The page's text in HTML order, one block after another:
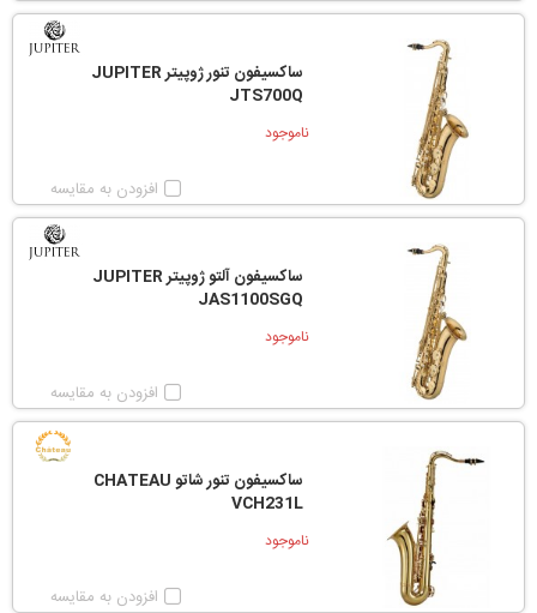
ساکسیفون تنور ژوپیتر JUPITER
JTS700Q
ناموجود
افزودن به مقایسه
ساکسیفون آلتو ژوپیتر JUPITER
JAS1100SGQ
ناموجود
افزودن به مقایسه
ساکسیفون تنور شاتو CHATEAU
VCH231L
ناموجود
افزودن به مقایسه